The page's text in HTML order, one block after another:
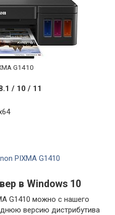
G1410
/ 10 / 11
PIXMA G1410
в Windows 10
G1410 можно с нашего
версию дистрибутива